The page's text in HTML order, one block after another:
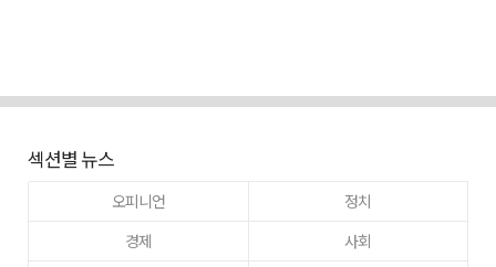
섹션별 뉴스
오피니언
정치
경제
사회